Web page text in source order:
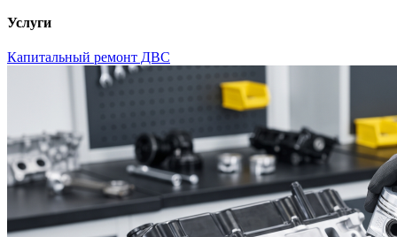
Услуги
Капитальный ремонт ДВС